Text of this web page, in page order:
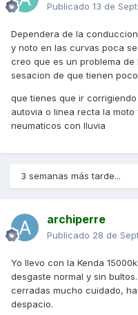
Publicado 13 de
Dependera de la
y noto en las curvas poca
creo que es un problema
sesacion de que tienen
que tienes que ir
autovia o linea recta la
neumaticos con lluvia
3 semanas más tarde...
archiperre
Publicado 28 de
Yo llevo con la Kenda
desgaste normal y sin
cerradas mucho cuidado,
despacio.